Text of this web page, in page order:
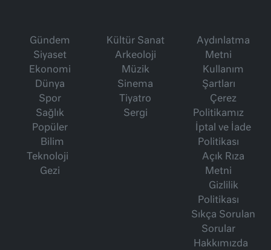
Gündem
Siyaset
Ekonomi
Dünya
Spor
Sağlık
Popüler
Bilim
Teknoloji
Gezi
Kültür Sanat
Arkeoloji
Müzik
Sinema
Tiyatro
Sergi
Aydınlatma
Metni
Kullanım
Şartları
Çerez
Politikamız
İptal ve İade
Politikası
Açık Rıza
Metni
Gizlilik
Politikası
Sıkça Sorulan
Sorular
Hakkımızda